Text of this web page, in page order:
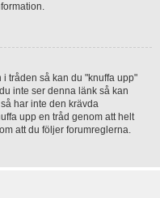
i tråden så kan du "knuffa upp"
inte ser denna länk så kan
har inte den krävda
upp en tråd genom att helt
att du följer forumreglerna.